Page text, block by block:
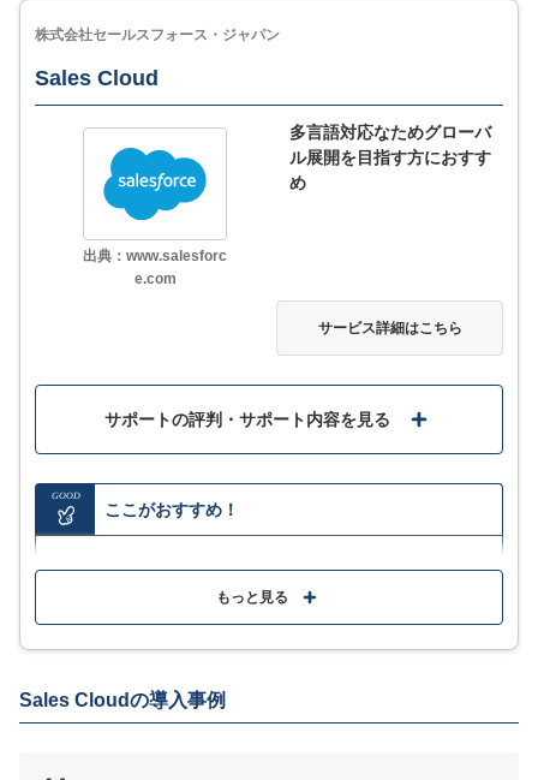
株式会社セールスフォース・ジャパン
Sales Cloud
出典：www.salesforc
e.com
多言語対応なためグローバ
ル展開を目指す方におすす
め
サービス詳細はこちら
サポートの評判・サポート内容を見る
GOOD
ここがおすすめ！
顧客情報の分析により、商談管理や営業支援などの業
ここが少し気になる…
もっと見る
Sales Cloudの導入事例